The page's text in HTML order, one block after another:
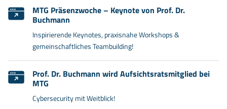
MTG Präsenzwoche – Keynote von Prof. Dr.
Buchmann
Inspirierende Keynotes, praxisnahe Workshops &
gemeinschaftliches Teambuilding!
Prof. Dr. Buchmann wird Aufsichtsratsmitglied bei
MTG
Cybersecurity mit Weitblick!